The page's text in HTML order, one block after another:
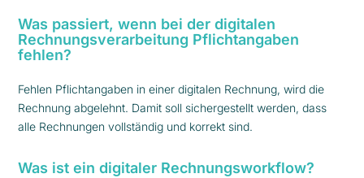
Was passiert, wenn bei der digitalen
Rechnungsverarbeitung Pflichtangaben
fehlen?
Fehlen Pflichtangaben in einer digitalen Rechnung, wird die
Rechnung abgelehnt. Damit soll sichergestellt werden, dass
alle Rechnungen vollständig und korrekt sind.
Was ist ein digitaler Rechnungsworkflow?